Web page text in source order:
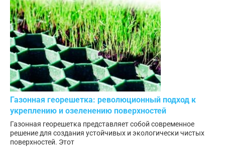
Газонная георешетка: революционный подход к
укреплению и озеленению поверхностей
Газонная георешетка представляет собой современное
решение для создания устойчивых и экологически чистых
поверхностей. Этот